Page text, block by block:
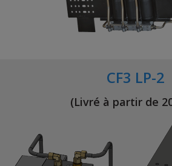
CF3 LP-2
(Livré à partir de